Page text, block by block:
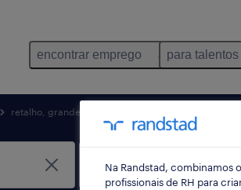
encontrar emprego para talentos
retalho, grande consumo e distribuição
Na Randstad, combinamos
profissionais de RH para